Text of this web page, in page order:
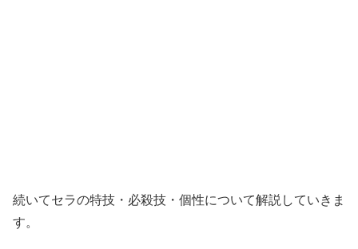
続いてセラの特技・必殺技・個性について解説していきま
す。